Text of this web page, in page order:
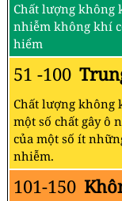
Chất lượng không
nhiễm không khí
hiểm
51 -100
Chất lượng không
một số chất gây ô
của một số ít
nhiễm.
101-150